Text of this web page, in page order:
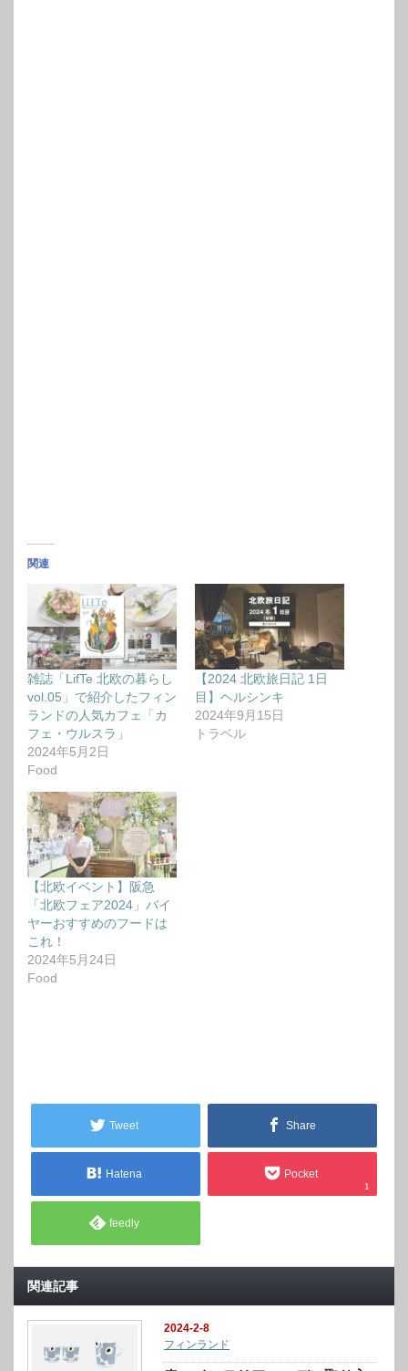
関連
雑誌「LifTe 北欧の暮らし
vol.05」で紹介したフィン
ランドの人気カフェ「カ
フェ・ウルスラ」
2024年5月2日
Food
【2024 北欧旅日記 1日
目】ヘルシンキ
2024年9月15日
トラベル
【北欧イベント】阪急
「北欧フェア2024」バイ
ヤーおすすめのフードは
これ！
2024年5月24日
Food
Tweet Share
Hatena Pocket
1
feedly
関連記事
2024-2-8
フィンランド